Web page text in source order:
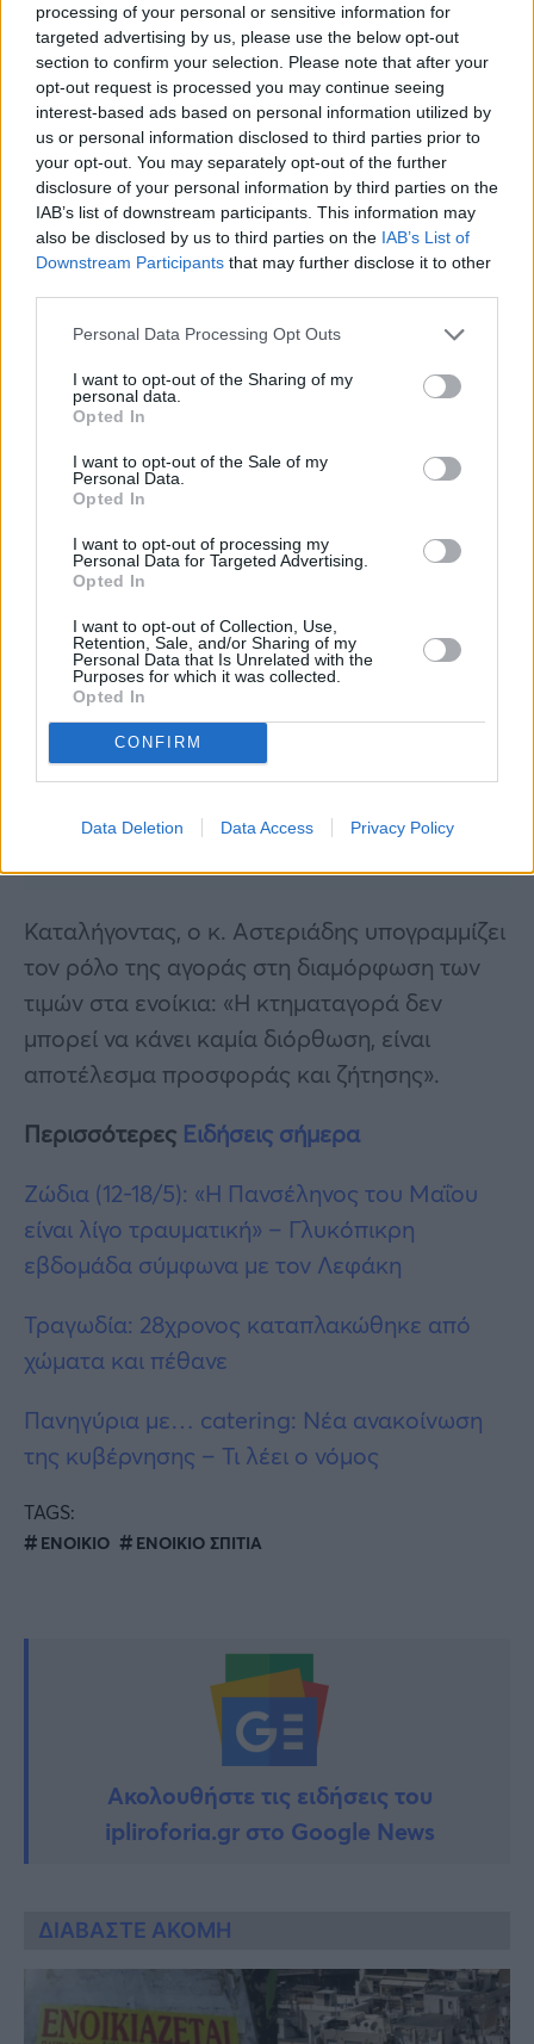
processing of your personal or sensitive information for
targeted advertising by us, please use the below opt-out
section to confirm your selection. Please note that after your
opt-out request is processed you may continue seeing
interest-based ads based on personal information utilized by
us or personal information disclosed to third parties prior to
your opt-out. You may separately opt-out of the further
disclosure of your personal information by third parties on the
IAB’s list of downstream participants. This information may
also be disclosed by us to third parties on the IAB’s List of
Downstream Participants that may further disclose it to other
Personal Data Processing Opt Outs
I want to opt-out of the Sharing of my
personal data.
Opted In
I want to opt-out of the Sale of my
Personal Data.
Opted In
I want to opt-out of processing my
Personal Data for Targeted Advertising.
Opted In
I want to opt-out of Collection, Use,
Retention, Sale, and/or Sharing of my
Personal Data that Is Unrelated with the
Purposes for which it was collected.
Opted In
CONFIRM
Data Deletion Data Access Privacy Policy
Συνεντεύξεις 18/11/2025
Τζεφ Μοντάνα: «Κανένας δεν μπορεί
να σου πει ποιος είσαι»
Καταλήγοντας, ο κ. Αστεριάδης υπογραμμίζει
τον ρόλο της αγοράς στη διαμόρφωση των
τιμών στα ενοίκια: «Η κτηματαγορά δεν
μπορεί να κάνει καμία διόρθωση, είναι
αποτέλεσμα προσφοράς και ζήτησης».
Περισσότερες Ειδήσεις σήμερα
Ζώδια (12-18/5): «Η Πανσέληνος του Μαΐου
είναι λίγο τραυματική» – Γλυκόπικρη
εβδομάδα σύμφωνα με τον Λεφάκη
Τραγωδία: 28χρονος καταπλακώθηκε από
χώματα και πέθανε
Πανηγύρια με… catering: Νέα ανακοίνωση
της κυβέρνησης – Τι λέει ο νόμος
TAGS:
ΕΝΟΙΚΙΟ ΕΝΟΙΚΙΟ ΣΠΙΤΙΑ
Ακολουθήστε τις ειδήσεις του
ipliroforia.gr στο Google News
ΔΙΑΒΑΣΤΕ ΑΚΟΜΗ